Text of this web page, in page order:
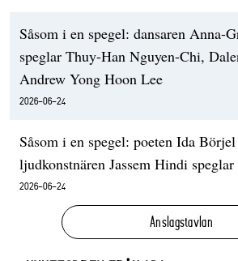
Såsom i en spegel: dansaren Anna-
speglar Thuy-Han Nguyen-Chi,
Andrew Yong Hoon Lee
2026-06-24
Såsom i en spegel: poeten Ida
ljudkonstnären Jassem Hindi
2026-06-24
Anslagstavlan